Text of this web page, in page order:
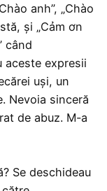
anh”, „Chào
și „Cảm ơn
când
aceste expresii
uși, un
Nevoia sinceră
de abuz. M-a
Se deschideau